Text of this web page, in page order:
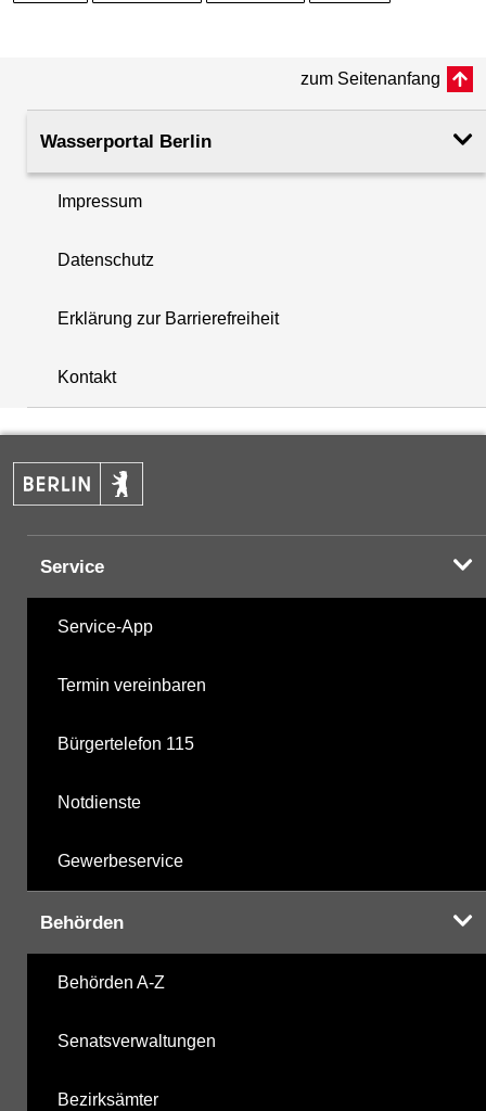
+
−
zum Seitenanfang
Wasserportal Berlin
Impressum
Datenschutz
Erklärung zur Barrierefreiheit
Kontakt
Service
Service-App
Termin vereinbaren
Bürgertelefon 115
Notdienste
Gewerbeservice
Behörden
Behörden A-Z
Senatsverwaltungen
Bezirksämter